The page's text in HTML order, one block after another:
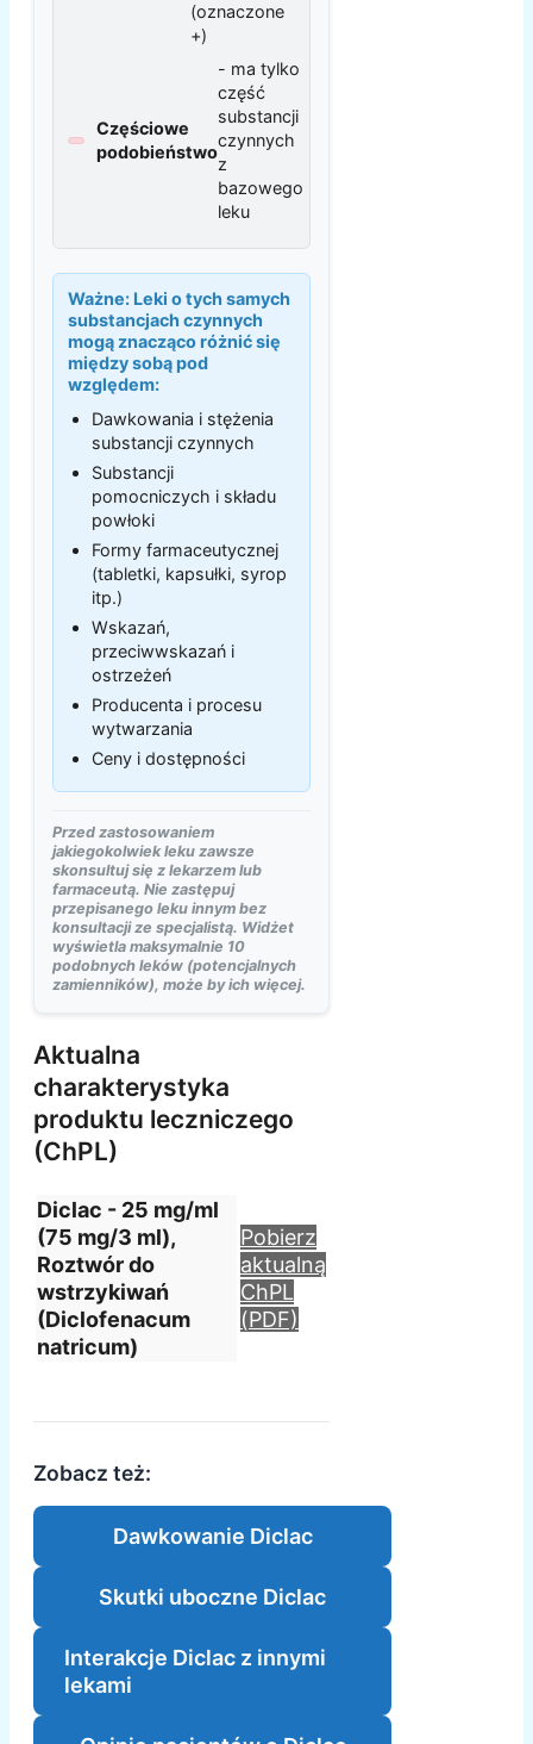
(oznaczone
+)
Częściowe
podobieństwo
- ma tylko
część
substancji
czynnych
z
bazowego
leku
Ważne: Leki o tych samych
substancjach czynnych
mogą znacząco różnić się
między sobą pod
względem:
Dawkowania i stężenia
substancji czynnych
Substancji
pomocniczych i składu
powłoki
Formy farmaceutycznej
(tabletki, kapsułki, syrop
itp.)
Wskazań,
przeciwwskazań i
ostrzeżeń
Producenta i procesu
wytwarzania
Ceny i dostępności
Przed zastosowaniem
jakiegokolwiek leku zawsze
skonsultuj się z lekarzem lub
farmaceutą. Nie zastępuj
przepisanego leku innym bez
konsultacji ze specjalistą. Widżet
wyświetla maksymalnie 10
podobnych leków (potencjalnych
zamienników), może by ich więcej.
Aktualna
charakterystyka
produktu leczniczego
(ChPL)
Diclac - 25 mg/ml
(75 mg/3 ml),
Roztwór do
wstrzykiwań
(Diclofenacum
natricum)
Pobierz
aktualną
ChPL
(PDF)
Zobacz też:
Dawkowanie Diclac
Skutki uboczne Diclac
Interakcje Diclac z innymi
lekami